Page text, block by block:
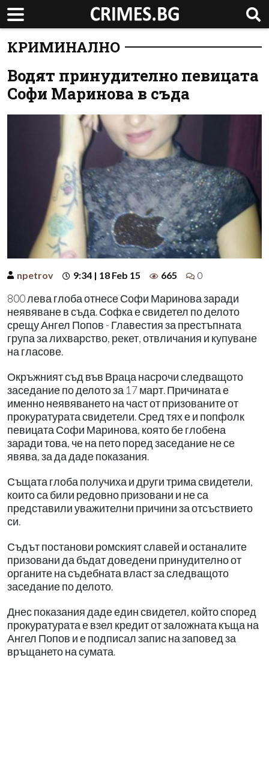
КРИМИНАЛНО
Водят принудително певицата
Софи Маринова в съда
npetrov 9:34 | 18 Feb 15 665 0
800 лева глоба отнесе Софи Маринова заради
неявяване в съда. Софка е свидетел по делото
срещу Ангел Попов - Главестия за престъпната
група за лихварство, рекет, отвличания и купуване
на гласове.
Окръжният съд във Враца насрочи следващото
заседание по делото за 17 март. Причината е
именно неявяването на част от призованите от
прокуратурата свидетели. Сред тях е и попфолк
певицата Софи Маринова, която бе глобена
заради това, че на пето поред заседание не се
явява, за да даде показания.
Същата глоба получиха и други трима свидетели,
които са били редовно призовани и не са
представили уважителни причини за отсъствието
си.
Съдът постанови ромският славей и останалите
призовани да бъдат доведени принудително от
органите на съдебната власт за следващото
заседание по делото.
Днес показания даде един свидетел, който според
прокуратурата е взел кредит от заложната къща на
Ангел Попов и е подписал запис на заповед за
връщането на сумата.